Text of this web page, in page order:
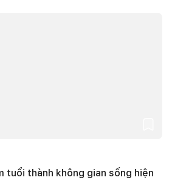
tuổi thành không gian sống hiện